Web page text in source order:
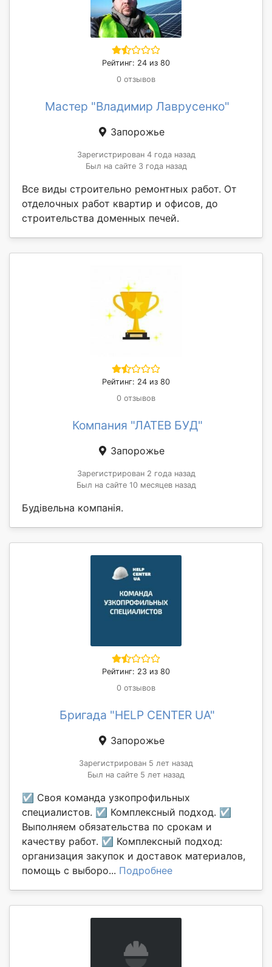
Рейтинг: 24 из 80
0 отзывов
Мастер "Владимир Лаврусенко"
Запорожье
Зарегистрирован 4 года назад
Был на сайте 3 года назад
Все виды строительно ремонтных работ. От
отделочных работ квартир и офисов, до
строительства доменных печей.
Рейтинг: 24 из 80
0 отзывов
Компания "ЛАТЕВ БУД"
Запорожье
Зарегистрирован 2 года назад
Был на сайте 10 месяцев назад
Будівельна компанія.
Рейтинг: 23 из 80
0 отзывов
Бригада "HELP CENTER UA"
Запорожье
Зарегистрирован 5 лет назад
Был на сайте 5 лет назад
☑ Своя команда узкопрофильных
специалистов. ☑ Комплексный подход. ☑
Выполняем обязательства по срокам и
качеству работ. ☑ Комплексный подход:
организация закупок и доставок материалов,
помощь с выборо... Подробнее